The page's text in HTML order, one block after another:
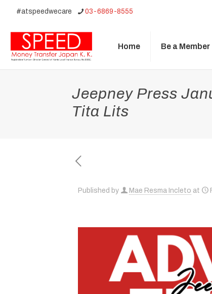
#atspeedwecare 03-6869-8555
Home Be a Member
Jeepney Press
Tita Lits
Published by Mae Resma Incleto at